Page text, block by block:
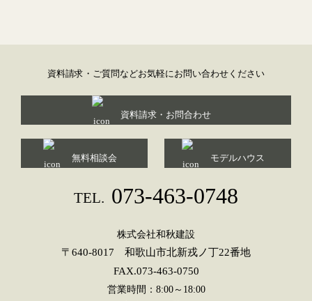
資料請求・ご質問などお気軽にお問い合わせください
資料請求・お問合わせ
無料相談会 モデルハウス
TEL. 073-463-0748
株式会社和秋建設
〒640-8017 和歌山市北新戎ノ丁22番地
FAX.073-463-0750
営業時間：8:00～18:00